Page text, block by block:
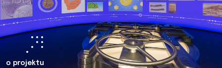
o projektu